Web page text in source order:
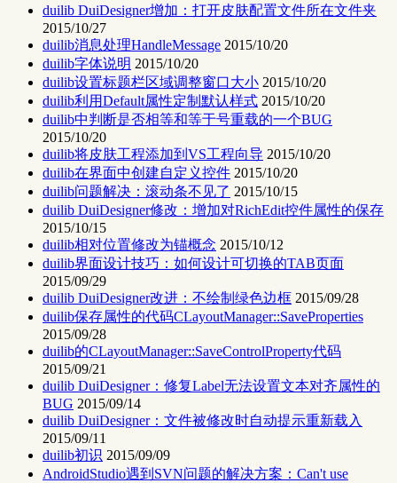
duilib DuiDesigner增加：打开皮肤配置文件所在文件夹
2015/10/27
duilib消息处理HandleMessage 2015/10/20
duilib字体说明 2015/10/20
duilib设置标题栏区域调整窗口大小 2015/10/20
duilib利用Default属性定制默认样式 2015/10/20
duilib中判断是否相等和等于号重载的一个BUG
2015/10/20
duilib将皮肤工程添加到VS工程向导 2015/10/20
duilib在界面中创建自定义控件 2015/10/20
duilib问题解决：滚动条不见了 2015/10/15
duilib DuiDesigner修改：增加对RichEdit控件属性的保存
2015/10/15
duilib相对位置修改为锚概念 2015/10/12
duilib界面设计技巧：如何设计可切换的TAB页面
2015/09/29
duilib DuiDesigner改进：不绘制绿色边框 2015/09/28
duilib保存属性的代码CLayoutManager::SaveProperties
2015/09/28
duilib的CLayoutManager::SaveControlProperty代码
2015/09/21
duilib DuiDesigner：修复Label无法设置文本对齐属性的
BUG 2015/09/14
duilib DuiDesigner：文件被修改时自动提示重新载入
2015/09/11
duilib初识 2015/09/09
AndroidStudio遇到SVN问题的解决方案：Can't use